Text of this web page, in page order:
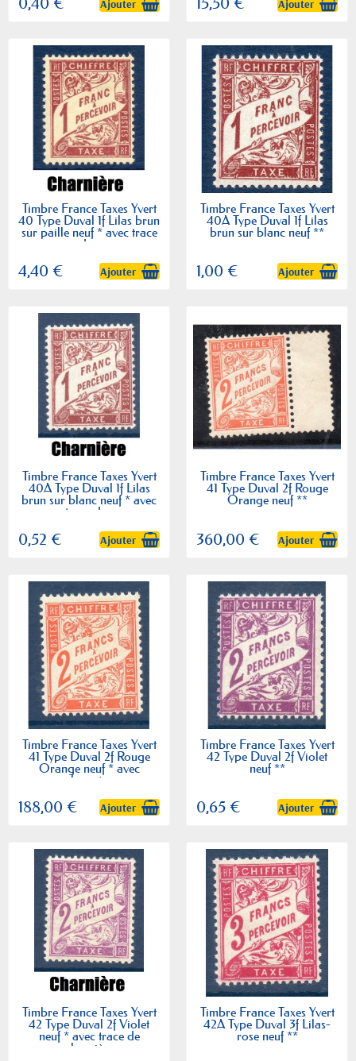
Ajouter Ajouter
Timbre France Taxes Yvert
40 Type Duval 1f Lilas brun
sur paille neuf * avec trace
de...
4,40 € Ajouter
Timbre France Taxes Yvert
40A Type Duval 1f Lilas
brun sur blanc neuf **
1,00 € Ajouter
Timbre France Taxes Yvert
40A Type Duval 1f Lilas
brun sur blanc neuf * avec
trace de...
0,52 € Ajouter
Timbre France Taxes Yvert
41 Type Duval 2f Rouge
Orange neuf **
360,00 € Ajouter
Timbre France Taxes Yvert
41 Type Duval 2f Rouge
Orange neuf * avec
charnière
188,00 € Ajouter
Timbre France Taxes Yvert
42 Type Duval 2f Violet
neuf **
0,65 € Ajouter
Timbre France Taxes Yvert
42 Type Duval 2f Violet
neuf * avec trace de
charnière
Timbre France Taxes Yvert
42A Type Duval 3f Lilas-
rose neuf **